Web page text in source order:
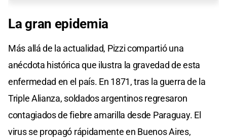
La gran epidemia
Más allá de la actualidad, Pizzi compartió una
anécdota histórica que ilustra la gravedad de esta
enfermedad en el país. En 1871, tras la guerra de la
Triple Alianza, soldados argentinos regresaron
contagiados de fiebre amarilla desde Paraguay. El
virus se propagó rápidamente en Buenos Aires,